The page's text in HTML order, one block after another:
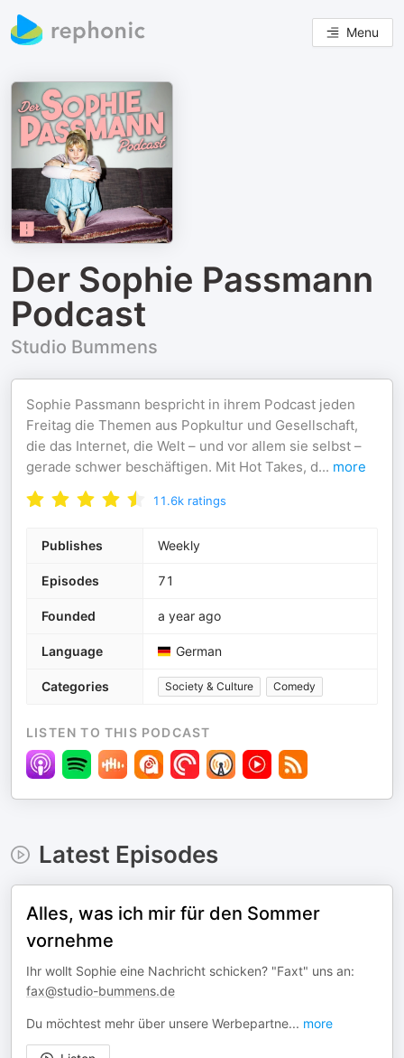
Menu
Der Sophie Passmann
Podcast
Studio Bummens
Sophie Passmann bespricht in ihrem Podcast jeden
Freitag die Themen aus Popkultur und Gesellschaft,
die das Internet, die Welt – und vor allem sie selbst –
gerade schwer beschäftigen. Mit Hot Takes, d... more
11.6k ratings
Publishes Weekly
Episodes 71
Founded a year ago
Language German
Categories Society & Culture Comedy
LISTEN TO THIS PODCAST
Latest Episodes
Alles, was ich mir für den Sommer
vornehme
Ihr wollt Sophie eine Nachricht schicken? "Faxt" uns an:
fax@studio-bummens.de
Du möchtest mehr über unsere Werbepartne... more